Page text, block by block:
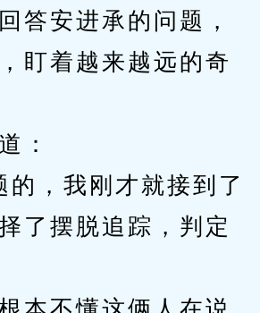
答安进承的问题，
盯着越来越远的奇
：
，我刚才就接到了
了摆脱追踪，判定